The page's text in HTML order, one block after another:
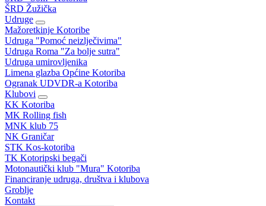
ŠRD Žužička
Udruge
Mažoretkinje Kotoribe
Udruga "Pomoć neizlječivima"
Udruga Roma "Za bolje sutra"
Udruga umirovljenika
Limena glazba Općine Kotoriba
Ogranak UDVDR-a Kotoriba
Klubovi
KK Kotoriba
MK Rolling fish
MNK klub 75
NK Graničar
STK Kos-kotoriba
TK Kotoripski begači
Motonautički klub "Mura" Kotoriba
Financiranje udruga, društva i klubova
Groblje
Kontakt